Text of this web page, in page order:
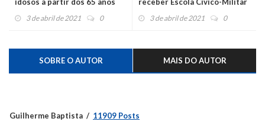
3 de abril de 2021 0 3 de abril de 2021 0
SOBRE O AUTOR MAIS DO AUTOR
Guilherme Baptista 11909 Posts